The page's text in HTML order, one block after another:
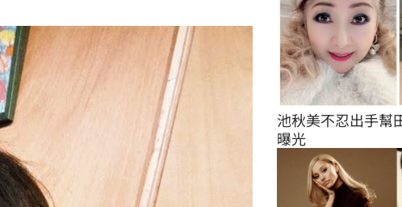
池秋美不忍出手幫
曝光